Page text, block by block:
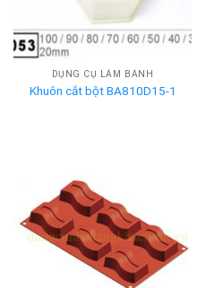
DỤNG CỤ LÀM BÁNH
Khuôn cắt bột BA810D15-1